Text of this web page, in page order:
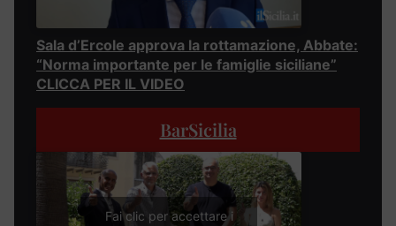
Sala d’Ercole approva la rottamazione, Abbate:
“Norma importante per le famiglie siciliane”
CLICCA PER IL VIDEO
BarSicilia
Fai clic per accettare i